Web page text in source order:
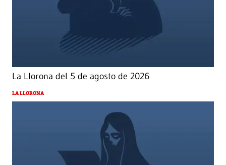
La Llorona del 5 de agosto de 2026
LA LLORONA